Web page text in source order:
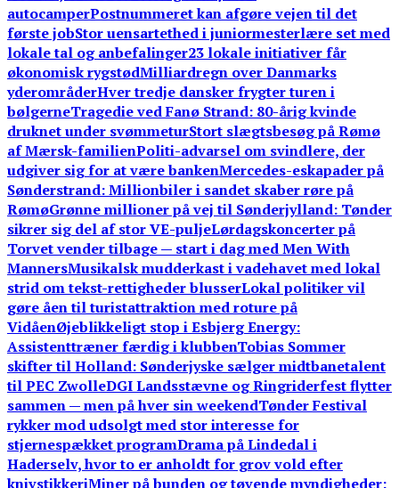
autocamperPostnummeret kan afgøre vejen til det
første jobStor uensartethed i juniormesterlære set med
lokale tal og anbefalinger23 lokale initiativer får
økonomisk rygstødMilliardregn over Danmarks
yderområderHver tredje dansker frygter turen i
bølgerneTragedie ved Fanø Strand: 80-årig kvinde
druknet under svømmeturStort slægtsbesøg på Rømø
af Mærsk-familienPoliti-advarsel om svindlere, der
udgiver sig for at være bankenMercedes-eskapader på
Sønderstrand: Millionbiler i sandet skaber røre på
RømøGrønne millioner på vej til Sønderjylland: Tønder
sikrer sig del af stor VE-puljeLørdagskoncerter på
Torvet vender tilbage — start i dag med Men With
MannersMusikalsk mudderkast i vadehavet med lokal
strid om tekst-rettigheder blusserLokal politiker vil
gøre åen til turistattraktion med roture på
VidåenØjeblikkeligt stop i Esbjerg Energy:
Assistenttræner færdig i klubbenTobias Sommer
skifter til Holland: Sønderjyske sælger midtbanetalent
til PEC ZwolleDGI Landsstævne og Ringriderfest flytter
sammen — men på hver sin weekendTønder Festival
rykker mod udsolgt med stor interesse for
stjernespækket programDrama på Lindedal i
Haderselv, hvor to er anholdt for grov vold efter
knivstikkeriMiner på bunden og tøvende myndigheder: